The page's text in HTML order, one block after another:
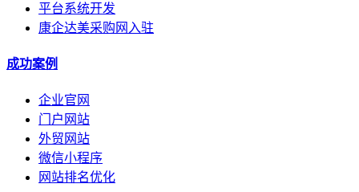
平台系统开发
康企达美采购网入驻
成功案例
企业官网
门户网站
外贸网站
微信小程序
网站排名优化